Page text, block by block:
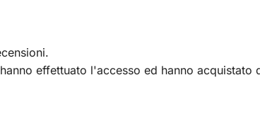
effettuato l'accesso ed hanno